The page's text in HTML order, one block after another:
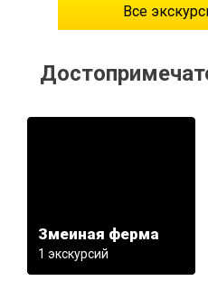
Все
Змеиная ферма
1 экскурсий